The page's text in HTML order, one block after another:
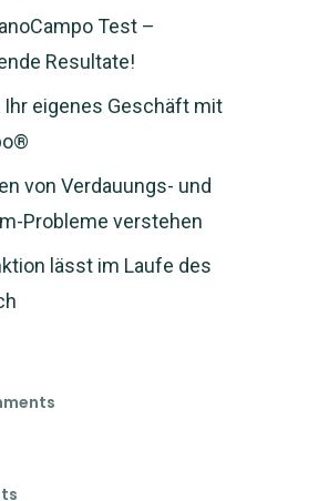
Test –
Resultate!
Ihr eigenes Geschäft mit
von Verdauungs- und
Probleme verstehen
lässt im Laufe des